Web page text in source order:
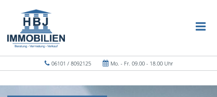
06101 / 8092125 Mo. - Fr. 09.00 - 18.00 Uhr